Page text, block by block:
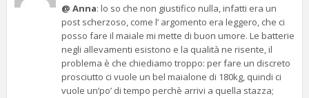
@ Anna: lo so che non giustifico nulla, infatti era un
post scherzoso, come l’ argomento era leggero, che ci
posso fare il maiale mi mette di buon umore. Le batterie
negli allevamenti esistono e la qualità ne risente, il
problema è che chiediamo troppo: per fare un discreto
prosciutto ci vuole un bel maialone di 180kg, quindi ci
vuole un’po’ di tempo perchè arrivi a quella stazza;